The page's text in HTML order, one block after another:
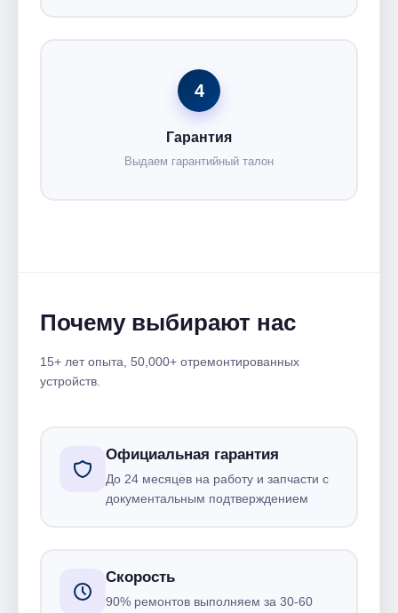
4
Гарантия
Выдаем гарантийный талон
Почему выбирают нас
15+ лет опыта, 50,000+ отремонтированных
устройств.
Официальная гарантия
До 24 месяцев на работу и запчасти с
документальным подтверждением
Скорость
90% ремонтов выполняем за 30-60